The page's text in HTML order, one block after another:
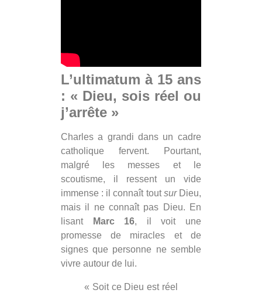
L’ultimatum à 15 ans
: « Dieu, sois réel ou
j’arrête »
Charles a grandi dans un cadre
catholique fervent. Pourtant,
malgré les messes et le
scoutisme, il ressent un vide
immense : il connaît toutsurDieu,
mais il ne connaît pas Dieu. En
lisant
Marc 16, il voit une
promesse de miracles et de
signes que personne ne semble
vivre autour de lui.
« Soit ce Dieu est réel